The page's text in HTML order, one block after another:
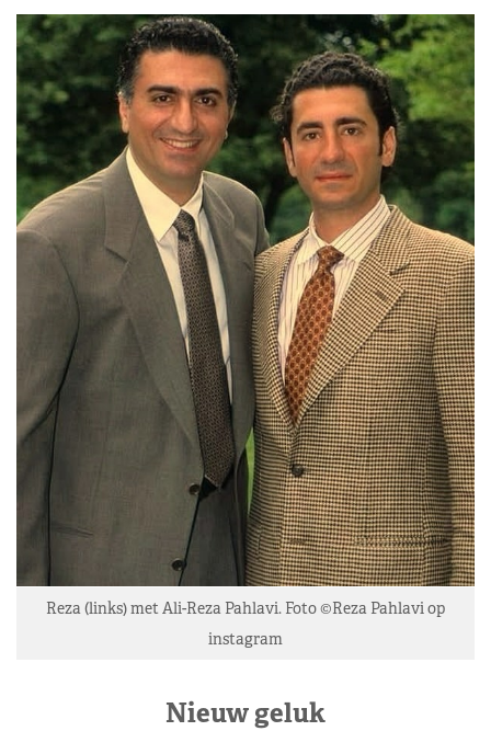
Reza (links) met Ali-Reza Pahlavi. Foto ©Reza Pahlavi op
instagram
Nieuw geluk